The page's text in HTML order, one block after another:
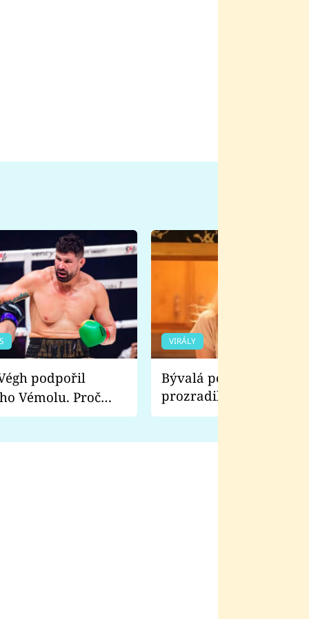
Vémolu. Proč
zápasit s ním než
VIRÁLY
Bývalá pornoherečka
prozradila, co ji
natáčení Euforie.